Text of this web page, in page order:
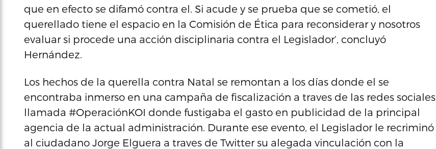
que en efecto se difamó contra el. Si acude y se prueba que se cometió, el
querellado tiene el espacio en la Comisión de Ética para reconsiderar y nosotros
evaluar si procede una acción disciplinaria contra el Legislador’, concluyó
Hernández.
Los hechos de la querella contra Natal se remontan a los días donde el se
encontraba inmerso en una campaña de fiscalización a traves de las redes sociales
llamada #OperaciónKOI donde fustigaba el gasto en publicidad de la principal
agencia de la actual administración. Durante ese evento, el Legislador le recriminó
al ciudadano Jorge Elguera a traves de Twitter su alegada vinculación con la